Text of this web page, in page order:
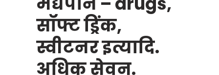
सॉफ्ट ड्रिंक,
स्वीटनर इत्यादि.
अधिक सेवन.